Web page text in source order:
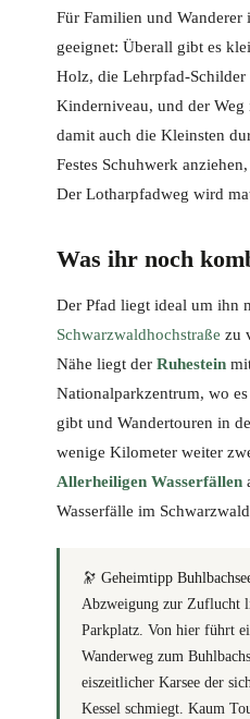
Für Familien und Wanderer
geeignet: Überall gibt es
Holz, die Lehrpfad-
Kinderniveau, und der Weg
damit auch die Kleinsten
Festes Schuhwerk
Der Lotharpfadweg wird
Was ihr noch
Der Pfad liegt ideal um ihn
Schwarzwaldhochstraße zu
Nähe liegt der Ruhestein
Nationalparkzentrum, wo
gibt und Wandertouren in
wenige Kilometer weiter
Allerheiligen Wasserfällen
Wasserfälle im
🔭 Geheimtipp
Abzweigung zur Zuflucht
Parkplatz. Von hier führt
Wanderweg zum
eiszeitlicher Karsee der
Kessel schmiegt. Kaum